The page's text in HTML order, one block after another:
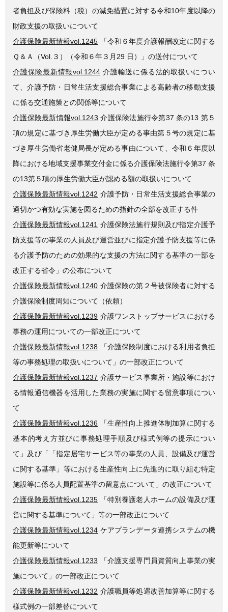
者負担及び保険料（税）の減免措置に対する令和10年度以降の
財政支援の取扱いについて
介護保険最新情報vol.1245 「令和６年度介護報酬改定に関する
Ｑ＆Ａ（Vol.３）（令和６年３月29 日）」の送付について
介護保険最新情報vol.1244 介護輸送に係る法的取扱いについ
て、介護予防・日常生活支援総合事業による高齢者の移動支援
に係る交通施策との関係等について
介護保険最新情報vol.1243 介護保険法施行令第37 条の13 第５
項の規定に基づき厚生労働大臣が定める事由第５号の規定に基
づき厚生労働省老健局長が定める事由について、令和６年度以
降における地域支援事業交付金に係る介護保険法施行令第37 条
の13第５項の厚生労働大臣が認める額の取扱いについて
介護保険最新情報vol.1242 介護予防・日常生活支援総合事業の
適切かつ有効な実施を図るための指針の全部を改正する件
介護保険最新情報vol.1241 介護保険法施行規則及び指定介護予
防支援等の事業の人員及び運営並びに指定介護予防支援等に係
る介護予防のための効果的な支援の方法に関する基準の一部を
改正する省令」の公布について
介護保険最新情報vol.1240 介護保険の第２号被保険者に対する
介護保険制度周知について（依頼）
介護保険最新情報vol.1239 介護ワンストップサービスにおける
事務の運用についての一部改正について
介護保険最新情報vol.1238 「介護保険制度における利用者負担
等の事務処理の取扱いについて」の一部改正について
介護保険最新情報vol.1237 介護サービス事業所・施設等におけ
る情報通信機器を活用した業務の実施に関する留意事項につい
て
介護保険最新情報vol.1236 「生産性向上推進体制加算に関する
基本的考え方並びに事務処理手順及び様式例等の提示につい
て」及び「「指定居宅サービス等の事業の人員、設備及び運営
に関する基準」等における生産性向上に先進的に取り組む特定
施設等に係る人員配置基準の留意点について」の改正について
介護保険最新情報vol.1235 「特別養護老人ホームの設備及び運
営に関する基準について」等の一部改正について
介護保険最新情報vol.1234 ケアプランデータ連携システムの機
能更新等について
介護保険最新情報vol.1233 「介護支援専門員資質向上事業の実
施について」の一部改正について
介護保険最新情報vol.1232 介護職員等処遇改善加算等に関する
様式例の一部差替について